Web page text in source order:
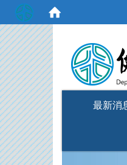
最新消